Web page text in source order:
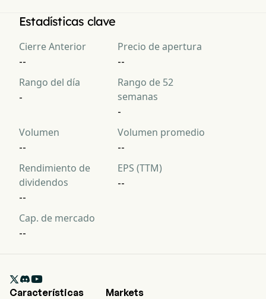
Estadísticas clave
Cierre Anterior
--
Precio de apertura
--
Rango del día
-
Rango de 52
semanas
-
Volumen
--
Volumen promedio
--
Rendimiento de
dividendos
--
EPS (TTM)
--
Cap. de mercado
--

Características
Markets